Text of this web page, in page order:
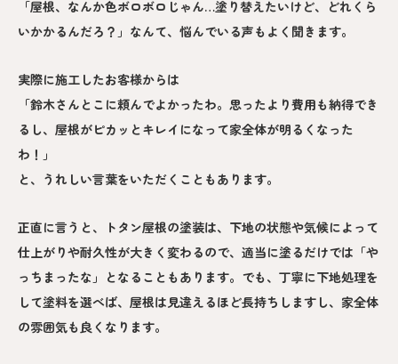
「屋根、なんか色ボロボロじゃん…塗り替えたいけど、どれくら
いかかるんだろ？」なんて、悩んでいる声もよく聞きます。
実際に施工したお客様からは
「鈴木さんとこに頼んでよかったわ。思ったより費用も納得でき
るし、屋根がピカッとキレイになって家全体が明るくなった
わ！」
と、うれしい言葉をいただくこともあります。
正直に言うと、トタン屋根の塗装は、下地の状態や気候によって
仕上がりや耐久性が大きく変わるので、適当に塗るだけでは「や
っちまったな」となることもあります。でも、丁寧に下地処理を
して塗料を選べば、屋根は見違えるほど長持ちしますし、家全体
の雰囲気も良くなります。